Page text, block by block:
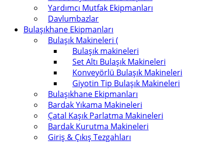
Yardımcı Mutfak Ekipmanları
Davlumbazlar
Bulaşıkhane Ekipmanları
Bulaşık Makineleri (
Bulaşık makineleri
Set Altı Bulaşık Makineleri
Konveyörlü Bulaşık Makineleri
Giyotin Tip Bulaşık Makineleri
Bulaşıkhane Ekipmanları
Bardak Yıkama Makineleri
Çatal Kaşık Parlatma Makineleri
Bardak Kurutma Makineleri
Giriş & Çıkış Tezgahları